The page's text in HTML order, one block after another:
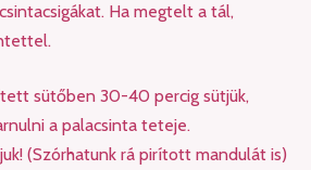
Ha megtelt a tál,
sütőben 30-40 percig sütjük,
a palacsinta teteje.
(Szórhatunk rá pirított mandulát is)